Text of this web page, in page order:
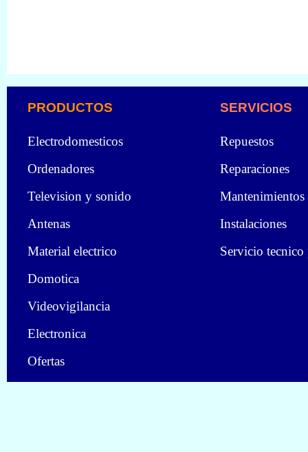
Repuestos
Reparaciones
Mantenimientos
Instalaciones
Servicio
Electrodomesticos
Ordenadores
Television y sonido
Antenas
Material electrico
Domotica
Videovigilancia
Electronica
Ofertas
PRODUCTOS SERVICIOS